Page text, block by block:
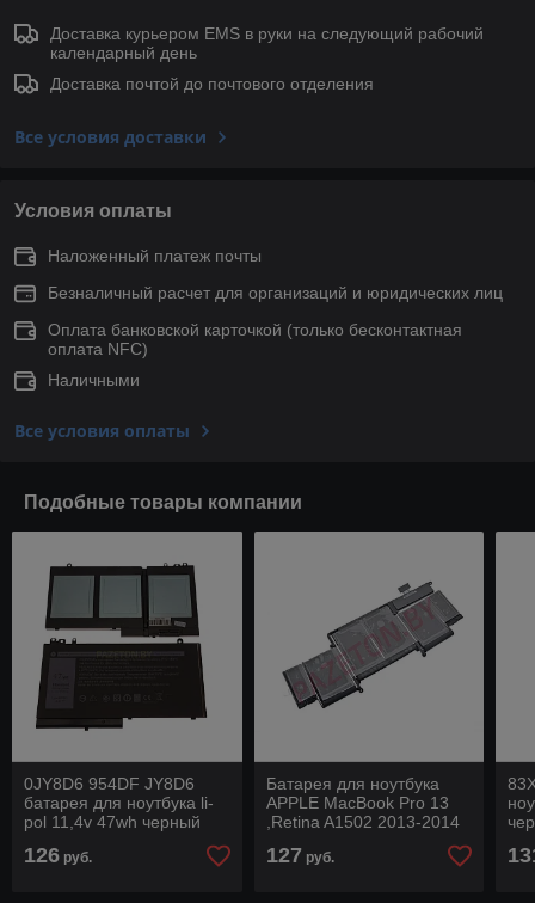
Доставка курьером EMS в руки на следующий рабочий
календарный день
Доставка почтой до почтового отделения
Все условия доставки
Условия оплаты
Наложенный платеж почты
Безналичный расчет для организаций и юридических лиц
Оплата банковской карточкой (только беcконтактная
оплата NFC)
Наличными
Все условия оплаты
Подобные товары компании
0JY8D6 954DF JY8D6
батарея для ноутбука li-
pol 11,4v 47wh черный
126 руб.
Батарея для ноутбука
APPLE MacBook Pro 13
,Retina A1502 2013-2014
черный
127 руб.